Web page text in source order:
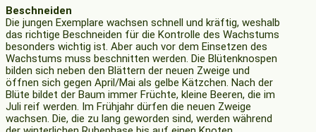
Beschneiden
Die jungen Exemplare wachsen schnell und kräftig, weshalb
das richtige Beschneiden für die Kontrolle des Wachstums
besonders wichtig ist. Aber auch vor dem Einsetzen des
Wachstums muss beschnitten werden. Die Blütenknospen
bilden sich neben den Blättern der neuen Zweige und
öffnen sich gegen April/Mai als gelbe Kätzchen. Nach der
Blüte bildet der Baum immer Früchte, kleine Beeren, die im
Juli reif werden. Im Frühjahr dürfen die neuen Zweige
wachsen. Die, die zu lang geworden sind, werden während